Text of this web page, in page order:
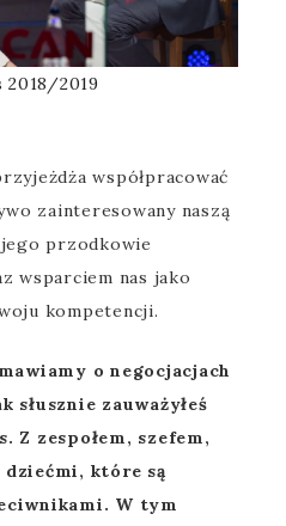
2019
współpracować
zainteresowany naszą
przodkowie
wsparciem nas jako
kompetencji.
o negocjacjach
słusznie zauważyłeś
Z zespołem, szefem,
które są
W tym